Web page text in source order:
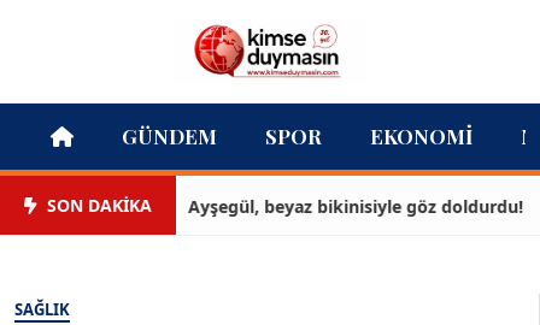
GÜNDEM SPOR EKONOMI
SON DAKİKAAyşegül, beyaz bikinisiyle göz doldurdu!
SAĞLIK